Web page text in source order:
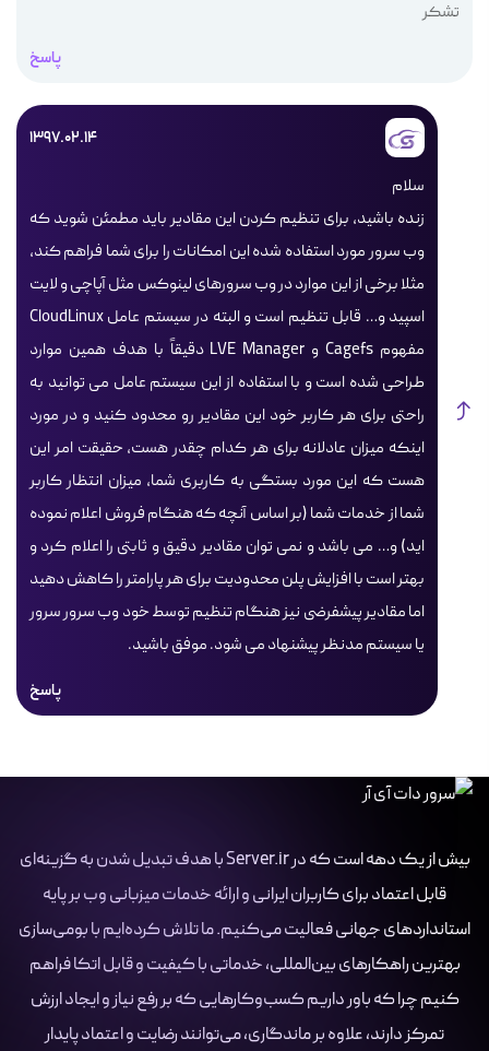
تشکر
پاسخ
1397.02.14
سلام
زنده باشید، برای تنظیم کردن این مقادیر باید مطمئن شوید که
وب سرور مورد استفاده شده این امکانات را برای شما فراهم کند،
مثلا برخی از این موارد در وب سرورهای لینوکس مثل آپاچی و لایت
اسپید و… قابل تنظیم است و البته در سیستم عامل CloudLinux
مفهوم Cagefs و LVE Manager دقیقاً با هدف همین موارد
طراحی شده است و با استفاده از این سیستم عامل می توانید به
راحتی برای هر کاربر خود این مقادیر رو محدود کنید و در مورد
اینکه میزان عادلانه برای هر کدام چقدر هست، حقیقت امر این
هست که این مورد بستگی به کاربری شما، میزان انتظار کاربر
شما از خدمات شما (بر اساس آنچه که هنگام فروش اعلام نموده
اید) و… می باشد و نمی توان مقادیر دقیق و ثابتی را اعلام کرد و
بهتر است با افزایش پلن محدودیت برای هر پارامتر را کاهش دهید
اما مقادیر پیشفرضی نیز هنگام تنظیم توسط خود وب سرور سرور
یا سیستم مدنظر پیشنهاد می شود. موفق باشید.
پاسخ
بیش از یک دهه است که در Server.ir با هدف تبدیل شدن به گزینه‌ای
قابل اعتماد برای کاربران ایرانی و ارائه خدمات میزبانی وب بر پایه
استانداردهای جهانی فعالیت می‌کنیم. ما تلاش کرده‌ایم با بومی‌سازی
بهترین راهکارهای بین‌المللی، خدماتی با کیفیت و قابل اتکا فراهم
کنیم چرا که باور داریم کسب‌وکارهایی که بر رفع نیاز و ایجاد ارزش
تمرکز دارند، علاوه بر ماندگاری، می‌توانند رضایت و اعتماد پایدار